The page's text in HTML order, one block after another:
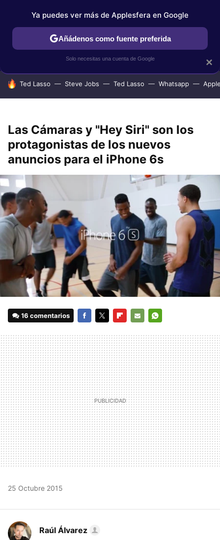
IPHONE TUTORIALES APPLESFERA SELECCIÓN
HOY SE HABLA DE
Ted Lasso Steve Jobs Ted Lasso Whatsapp
Las Cámaras y "Hey Siri" son los
protagonistas de los nuevos
anuncios para el iPhone 6s
16 comentarios
MAIL
25 Octubre 2015
Raúl Álvarez
×
Ya puedes ver más de Applesfera en Google
Añádenos como fuente preferida
Solo necesitas una cuenta de Google